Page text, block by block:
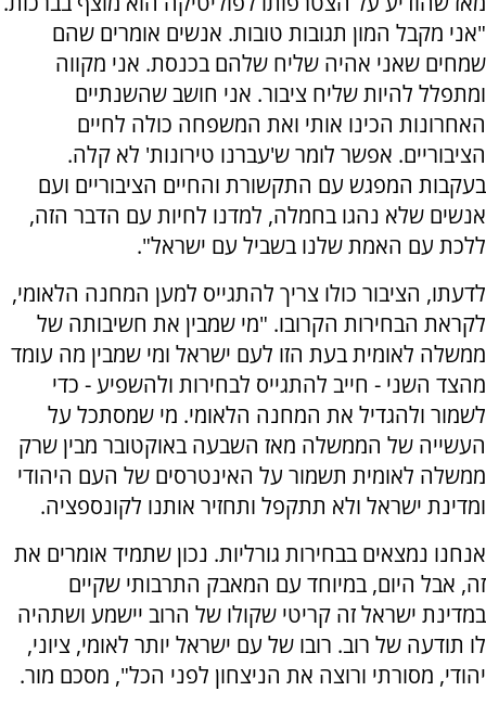
"אני מקבל המון תגובות טובות. אנשים אומרים שהם
שמחים שאני אהיה שליח שלהם בכנסת. אני מקווה
ומתפלל להיות שליח ציבור. אני חושב שהשנתיים
האחרונות הכינו אותי ואת המשפחה כולה לחיים
הציבוריים. אפשר לומר ש'עברנו טירונות' לא קלה.
בעקבות המפגש עם התקשורת והחיים הציבוריים ועם
אנשים שלא נהגו בחמלה, למדנו לחיות עם הדבר הזה,
ללכת עם האמת שלנו בשביל עם ישראל".
לדעתו, הציבור כולו צריך להתגייס למען המחנה הלאומי,
לקראת הבחירות הקרובו. "מי שמבין את חשיבותה של
ממשלה לאומית בעת הזו לעם ישראל ומי שמבין מה עומד
מהצד השני - חייב להתגייס לבחירות ולהשפיע - כדי
לשמור ולהגדיל את המחנה הלאומי. מי שמסתכל על
העשייה של הממשלה מאז השבעה באוקטובר מבין שרק
ממשלה לאומית תשמור על האינטרסים של העם היהודי
ומדינת ישראל ולא תתקפל ותחזיר אותנו לקונספציה.
אנחנו נמצאים בבחירות גורליות. נכון שתמיד אומרים את
זה, אבל היום, במיוחד עם המאבק התרבותי שקיים
במדינת ישראל זה קריטי שקולו של הרוב יישמע ושתהיה
לו תודעה של רוב. רובו של עם ישראל יותר לאומי, ציוני,
יהודי, מסורתי ורוצה את הניצחון לפני הכל", מסכם מור.